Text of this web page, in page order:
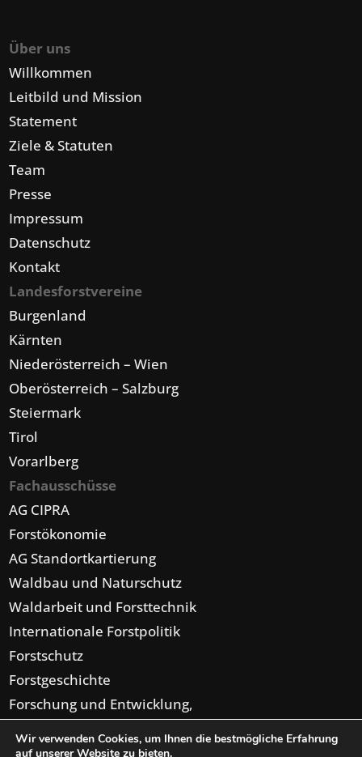
Über uns
Willkommen
Leitbild und Mission
Statement
Ziele & Statuten
Team
Presse
Impressum
Datenschutz
Kontakt
Landesforstvereine
Burgenland
Kärnten
Niederösterreich – Wien
Oberösterreich – Salzburg
Steiermark
Tirol
Vorarlberg
Fachausschüsse
AG CIPRA
Forstökonomie
AG Standortkartierung
Waldbau und Naturschutz
Waldarbeit und Forsttechnik
Internationale Forstpolitik
Forstschutz
Forstgeschichte
Forschung und Entwicklung,
Digitalisierung
Wir verwenden Cookies, um Ihnen die bestmögliche Erfahrung
auf unserer Website zu bieten.